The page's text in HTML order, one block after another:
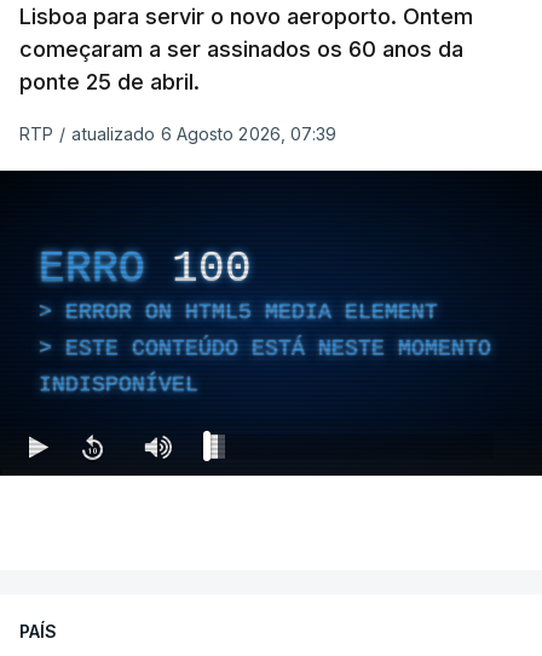
Lisboa para servir o novo aeroporto. Ontem
começaram a ser assinados os 60 anos da
ponte 25 de abril.
RTP / atualizado 6 Agosto 2026, 07:39
ERRO 100
ERROR ON HTML5 MEDIA ELEMENT
ESTE CONTEÚDO ESTÁ NESTE MOMENTO
INDISPONÍVEL
PAÍS